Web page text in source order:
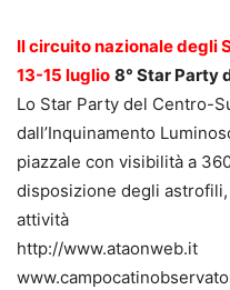
Il circuito nazionale degli
13-15 luglio 8° Star Party
Lo Star Party del Centro-
dall’Inquinamento
piazzale con visibilità a
disposizione degli
attività
http://www.ataonweb.it